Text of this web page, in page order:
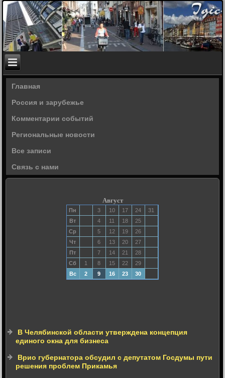
Главная
Россия и зарубежье
Комментарии событий
Региональные новости
Все записи
Связь с нами
Август
Пн 3 10 17 24
31
Вт
4 11 18
25
Ср
5 12 19
26
Чт
6 13 20
27
Пт
7 14 21
28
Сб
1 8 15 22
29
Вс
2 9 16 23 30
В Челябинской области утверждена концепция
единого окна для бизнеса
Врио губернатора обсудил с депутатом Госдумы пути
решения проблем Прикамья